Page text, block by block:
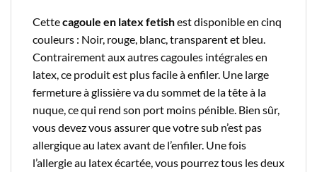
Cettecagoule en latex fetishest disponible en cinq
couleurs : Noir, rouge, blanc, transparent et bleu.
Contrairement aux autres cagoules intégrales en
latex, ce produit est plus facile à enfiler. Une large
fermeture à glissière va du sommet de la tête à la
nuque, ce qui rend son port moins pénible. Bien sûr,
vous devez vous assurer que votre sub n’est pas
allergique au latex avant de l’enfiler. Une fois
l’allergie au latex écartée, vous pourrez tous les deux